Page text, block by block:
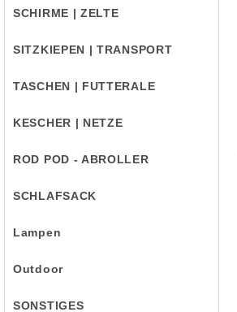
SCHIRME | ZELTE
SITZKIEPEN | TRANSPORT
TASCHEN | FUTTERALE
KESCHER | NETZE
ROD POD - ABROLLER
SCHLAFSACK
Lampen
Outdoor
SONSTIGES